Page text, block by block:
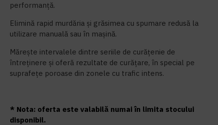
performanță.
Elimină rapid murdăria și grăsimea cu spumare redusă la
utilizare manuală sau în mașină.
Mărește intervalele dintre seriile de curățenie de
întreținere și oferă rezultate de curățare, în special pe
suprafețe poroase din zonele cu trafic intens.
* Nota: oferta este valabilă numai în limita stocului
disponibil.